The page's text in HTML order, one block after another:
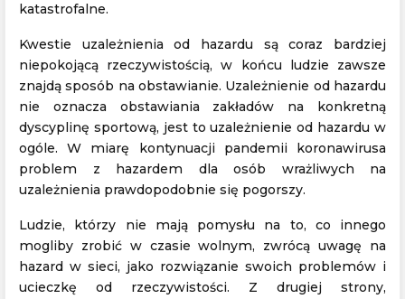
katastrofalne.
Kwestie uzależnienia od hazardu są coraz bardziej
niepokojącą rzeczywistością, w końcu ludzie zawsze
znajdą sposób na obstawianie. Uzależnienie od hazardu
nie oznacza obstawiania zakładów na konkretną
dyscyplinę sportową, jest to uzależnienie od hazardu w
ogóle. W miarę kontynuacji pandemii koronawirusa
problem z hazardem dla osób wrażliwych na
uzależnienia prawdopodobnie się pogorszy.
Ludzie, którzy nie mają pomysłu na to, co innego
mogliby zrobić w czasie wolnym, zwrócą uwagę na
hazard w sieci, jako rozwiązanie swoich problemów i
ucieczkę od rzeczywistości. Z drugiej strony,